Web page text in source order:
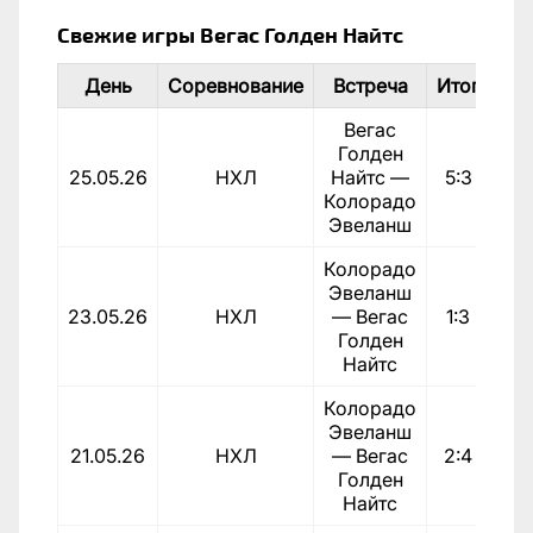
Свежие игры Вегас Голден Найтс
День Соревнование Встреча Итог
25.05.26 НХЛ
Вегас
Голден
Найтс —
Колорадо
Эвеланш
5:3
23.05.26 НХЛ
Колорадо
Эвеланш
— Вегас
Голден
Найтс
1:3
21.05.26 НХЛ
Колорадо
Эвеланш
— Вегас
Голден
Найтс
2:4